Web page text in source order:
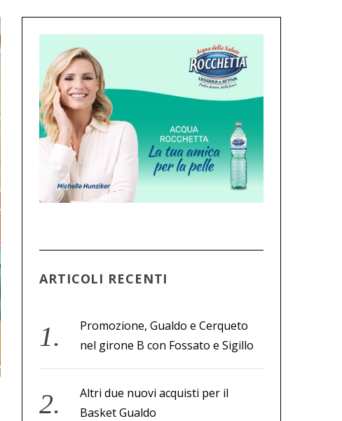
ARTICOLI RECENTI
Promozione, Gualdo e Cerqueto
nel girone B con Fossato e Sigillo
Altri due nuovi acquisti per il
Basket Gualdo